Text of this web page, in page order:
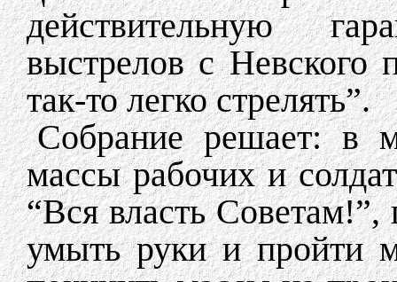
действительную
выстрелов с Невского
так-то легко стрелять”.
Собрание решает: в
массы рабочих и
“Вся власть Советам!”,
умыть руки и пройти